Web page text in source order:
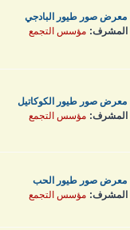
معرض صور طيور البادجي
المشرف: مؤسس التجمع
معرض صور طيور الكوكاتيل
المشرف: مؤسس التجمع
معرض صور طيور الحب
المشرف: مؤسس التجمع